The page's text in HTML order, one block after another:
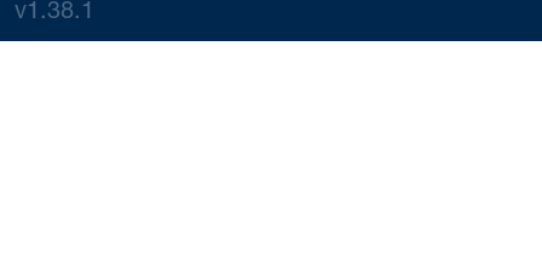
v1.38.1